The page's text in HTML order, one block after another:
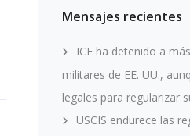
Mensajes recientes
ICE ha detenido a
militares de EE. UU.,
legales para regularizar
USCIS endurece las